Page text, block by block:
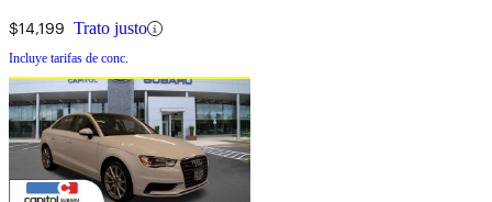
$14,199 Trato justo
Incluye tarifas de conc.